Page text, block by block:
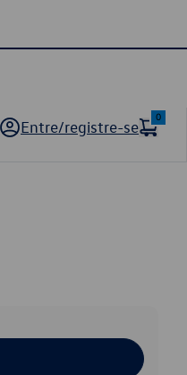
Entre/registre-se
0